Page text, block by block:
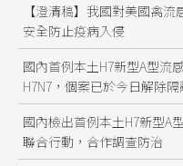
【澄清稿】我國對美國禽
安全防止疫病入侵
國內首例本土H7新型A型流
H7N7，個案已於今日解除
國內檢出首例本土H7新型A
聯合行動，合作調查防治